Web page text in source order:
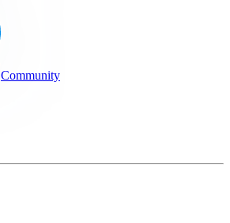
Community